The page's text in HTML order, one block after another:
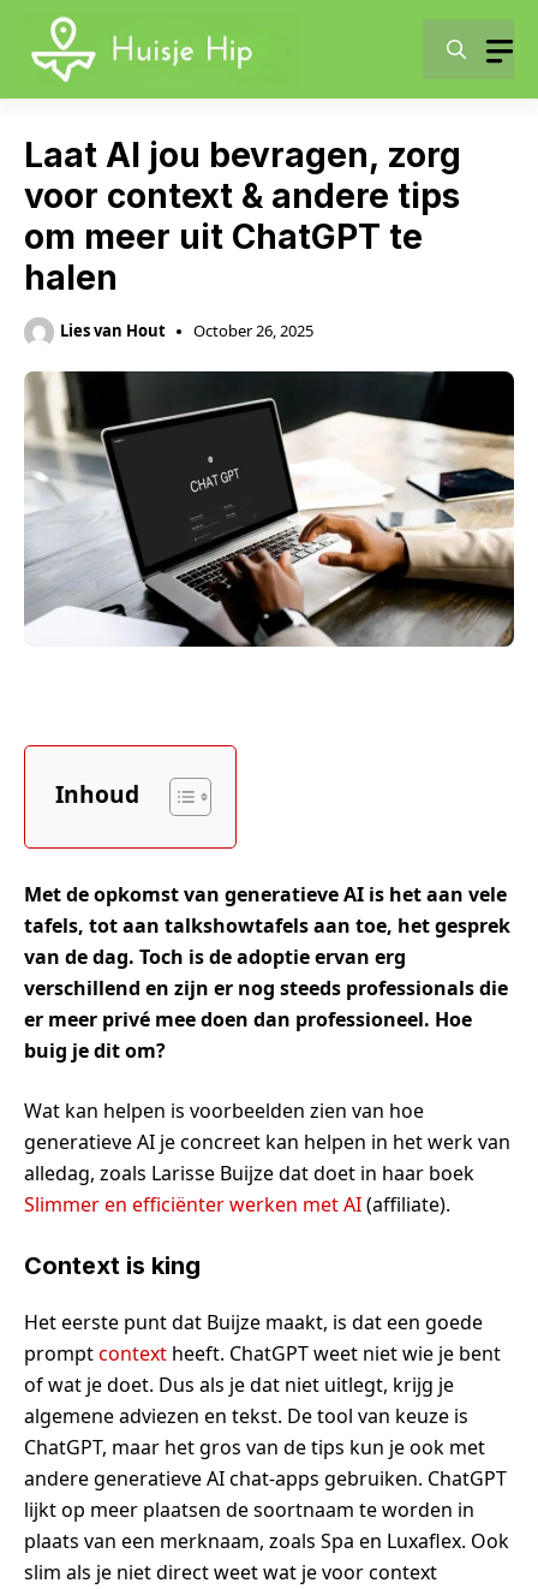
content
Laat AI jou bevragen, zorg
voor context & andere tips
om meer uit ChatGPT te
halen
Lies van Hout October 26, 2025
Inhoud
Met de opkomst van generatieve AI is het aan vele
tafels, tot aan talkshowtafels aan toe, het gesprek
van de dag. Toch is de adoptie ervan erg
verschillend en zijn er nog steeds professionals die
er meer privé mee doen dan professioneel. Hoe
buig je dit om?
Wat kan helpen is voorbeelden zien van hoe
generatieve AI je concreet kan helpen in het werk van
alledag, zoals Larisse Buijze dat doet in haar boek
Slimmer en efficiënter werken met AI(affiliate).
Context is king
Het eerste punt dat Buijze maakt, is dat een goede
promptcontext heeft. ChatGPT weet niet wie je bent
of wat je doet. Dus als je dat niet uitlegt, krijg je
algemene adviezen en tekst. De tool van keuze is
ChatGPT, maar het gros van de tips kun je ook met
andere generatieve AI chat-apps gebruiken. ChatGPT
lijkt op meer plaatsen de soortnaam te worden in
plaats van een merknaam, zoals Spa en Luxaflex. Ook
slim als je niet direct weet wat je voor context